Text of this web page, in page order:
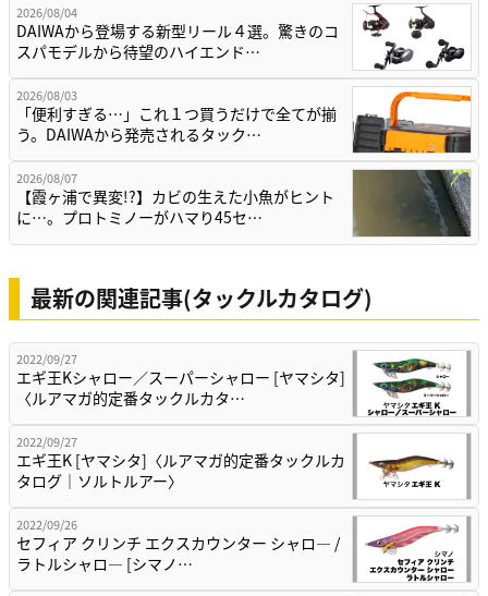
2026/08/04
DAIWAから登場する新型リール４選。驚きのコ
スパモデルから待望のハイエンド…
2026/08/03
「便利すぎる…」これ１つ買うだけで全てが揃
う。DAIWAから発売されるタック…
2026/08/07
【霞ヶ浦で異変!?】カビの生えた小魚がヒント
に…。プロトミノーがハマり45セ…
最新の関連記事(タックルカタログ)
2022/09/27
エギ王Kシャロー／スーパーシャロー [ヤマシタ]
〈ルアマガ的定番タックルカタ…
2022/09/27
エギ王K [ヤマシタ]〈ルアマガ的定番タックルカ
タログ｜ソルトルアー〉
2022/09/26
セフィア クリンチ エクスカウンター シャロ― /
ラトルシャロ― [シマノ…